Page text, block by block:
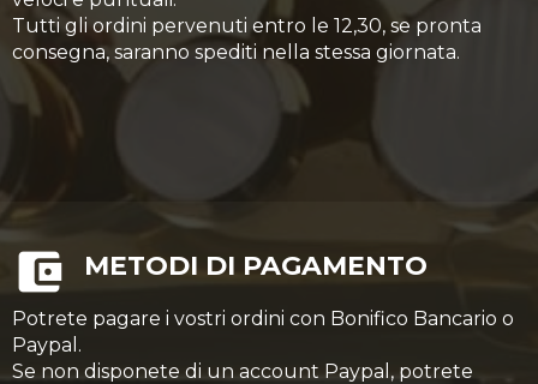
Tutti gli ordini pervenuti entro le 12,30, se pronta
consegna, saranno spediti nella stessa giornata.
METODI DI PAGAMENTO
Potrete pagare i vostri ordini con Bonifico Bancario o
Paypal.
Se non disponete di un account Paypal, potrete